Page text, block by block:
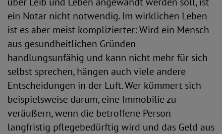
ein Notar nicht notwendig. Im wirklichen Leben
ist es aber meist komplizierter: Wird ein Mensch
aus gesundheitlichen Gründen
handlungsunfähig und kann nicht mehr für sich
selbst sprechen, hängen auch viele andere
Entscheidungen in der Luft. Wer kümmert sich
beispielsweise darum, eine Immobilie zu
veräußern, wenn die betroffene Person
langfristig pflegebedürftig wird und das Geld aus